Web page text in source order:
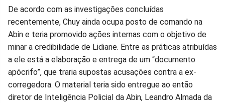
De acordo com as investigações concluídas
recentemente, Chuy ainda ocupa posto de comando na
Abin e teria promovido ações internas com o objetivo de
minar a credibilidade de Lidiane. Entre as práticas atribuídas
a ele está a elaboração e entrega de um “documento
apócrifo”, que traria supostas acusações contra a ex-
corregedora. O material teria sido entregue ao então
diretor de Inteligência Policial da Abin, Leandro Almada da